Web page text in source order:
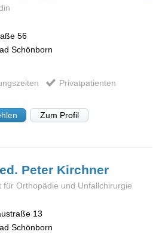
56
Schönborn
Privatpatienten
Zum Profil
Peter Kirchner
für Orthopädie und Unfallchirurgie
13
Schönborn